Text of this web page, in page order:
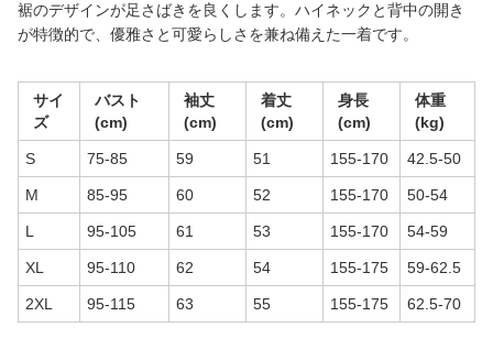
裾のデザインが足さばきを良くします。ハイネックと背中の開き
が特徴的で、優雅さと可愛らしさを兼ね備えた一着です。
サイ
ズ
バスト
(cm)
袖丈
(cm)
着丈
(cm)
身長
(cm)
体重
(kg)
S 75-85 59 51 155-170 42.5-50
M 85-95 60 52 155-170 50-54
L 95-105 61 53 155-170 54-59
XL 95-110 62 54 155-175 59-62.5
2XL 95-115 63 55 155-175 62.5-70